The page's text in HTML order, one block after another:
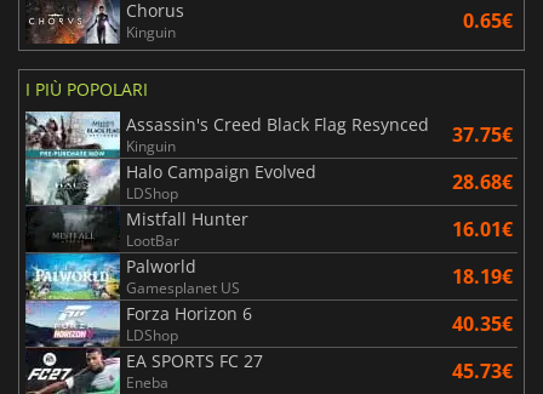
Chorus
Kinguin 0.65€
I PIÙ POPOLARI
Assassin's Creed Black Flag Resynced
Kinguin 37.75€
Halo Campaign Evolved
LDShop 28.68€
Mistfall Hunter
LootBar 16.01€
Palworld
Gamesplanet US 18.19€
Forza Horizon 6
LDShop 40.35€
EA SPORTS FC 27
Eneba 45.73€